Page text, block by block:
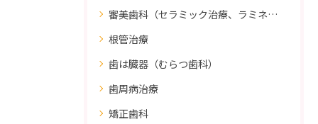
審美歯科（セラミック治療、ラミネートべニア、ダイレクトボンディング）
根管治療
歯は臓器（むらつ歯科）
歯周病治療
矯正歯科